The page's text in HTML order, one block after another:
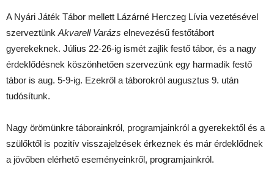
A Nyári Játék Tábor mellett Lázárné Herczeg Lívia vezetésével
szerveztünk Akvarell Varázs elnevezésű festőtábort
gyerekeknek. Július 22-26-ig ismét zajlik festő tábor, és a nagy
érdeklődésnek köszönhetően szervezünk egy harmadik festő
tábor is aug. 5-9-ig. Ezekről a táborokról augusztus 9. után
tudósítunk.
Nagy örömünkre táborainkról, programjainkról a gyerekektől és a
szülőktől is pozitív visszajelzések érkeznek és már érdeklődnek
a jövőben elérhető eseményeinkről, programjainkról.